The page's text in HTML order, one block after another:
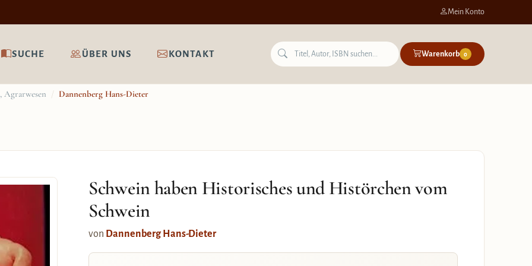
Mein Konto
SUCHE ÜBER UNS KONTAKT Warenkorb 0
Agrarwesen / Dannenberg Hans-Dieter
Schwein haben Historisches und Histörchen vom
Schwein
von Dannenberg Hans-Dieter